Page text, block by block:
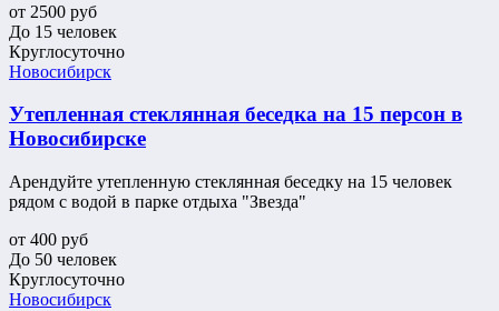
от 2500 руб
До 15 человек
Круглосуточно
Новосибирск
Утепленная стеклянная беседка на 15 персон в
Новосибирске
Арендуйте утепленную стеклянная беседку на 15 человек
рядом с водой в парке отдыха "Звезда"
от 400 руб
До 50 человек
Круглосуточно
Новосибирск